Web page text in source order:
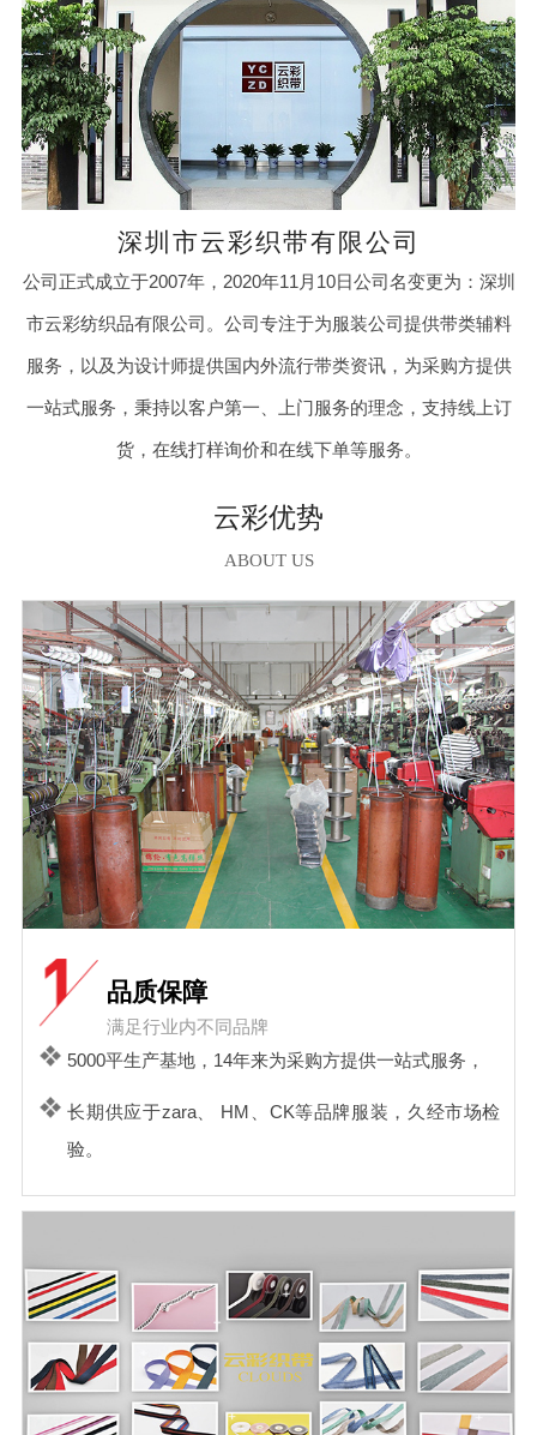
深圳市云彩织带有限公司
公司正式成立于2007年，2020年11月10日公司名变更为：深圳
市云彩纺织品有限公司。公司专注于为服装公司提供带类辅料
服务，以及为设计师提供国内外流行带类资讯，为采购方提供
一站式服务，秉持以客户第一、上门服务的理念，支持线上订
货，在线打样询价和在线下单等服务。
云彩优势
ABOUT US
品质保障
满足行业内不同品牌
5000平生产基地，14年来为采购方提供一站式服务，
长期供应于zara、 HM、CK等品牌服装，久经市场检
验。